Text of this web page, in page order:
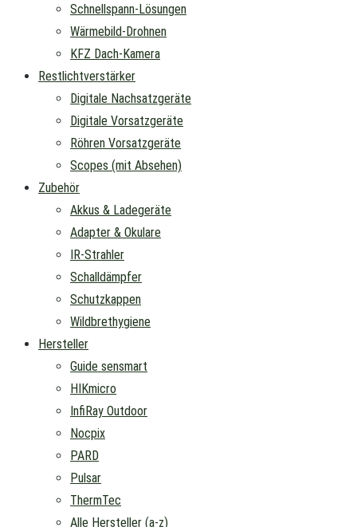
Schnellspann-Lösungen
Wärmebild-Drohnen
KFZ Dach-Kamera
Restlichtverstärker
Digitale Nachsatzgeräte
Digitale Vorsatzgeräte
Röhren Vorsatzgeräte
Scopes (mit Absehen)
Zubehör
Akkus & Ladegeräte
Adapter & Okulare
IR-Strahler
Schalldämpfer
Schutzkappen
Wildbrethygiene
Hersteller
Guide sensmart
HIKmicro
InfiRay Outdoor
Nocpix
PARD
Pulsar
ThermTec
Alle Hersteller (a-z)